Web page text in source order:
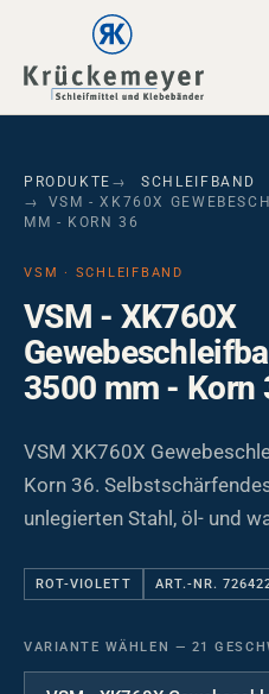
Skip to main navigation
Skip to main content
Skip to page footer
PRODUKTE
SCHLEIFBAND
VSM - XK760X
MM - KORN 36
VSM · SCHLEIFBAND
VSM - XK760X
3500 mm - Korn
VSM XK760X
Korn 36.
unlegierten Stahl, öl- und
ROT-VIOLETT ART.-NR.
VARIANTE WÄHLEN — 21